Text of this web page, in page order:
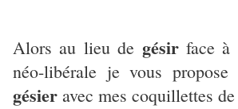
Alors au lieu de gésirface à
néo-libérale je vous
gésier avec mes coquillettes